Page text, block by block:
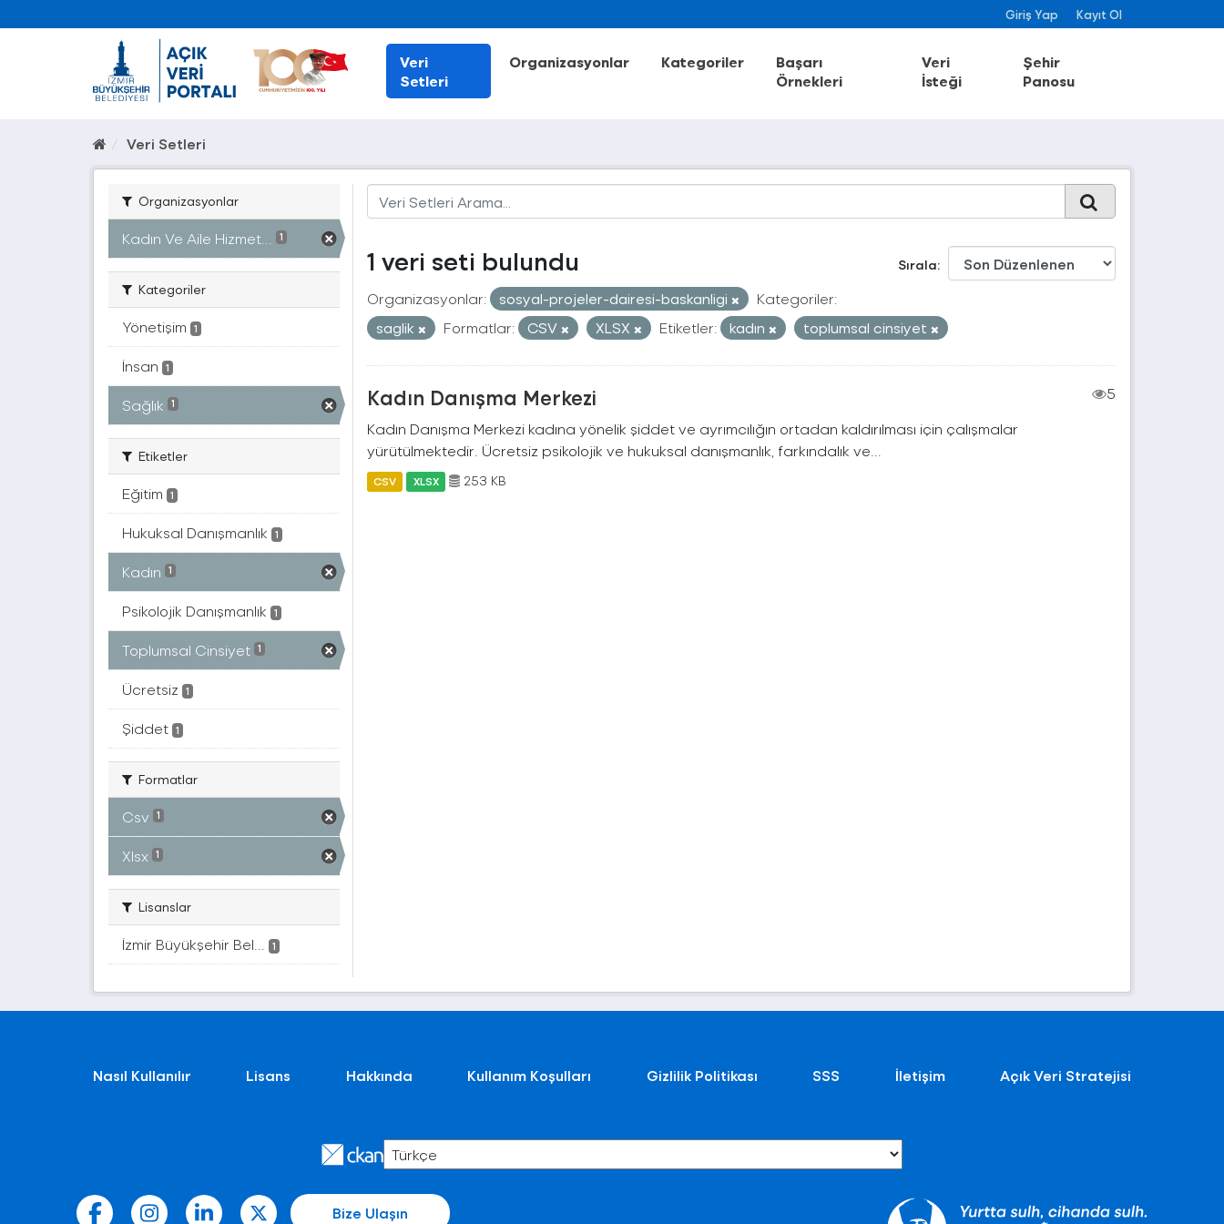
Giriş Yap Kayıt Ol
Veri
Setleri
Organizasyonlar Kategoriler
Başarı
Örnekleri
Veri
İsteği
Şehir
Panosu
Veri Setleri
Organizasyonlar
Kadın Ve Aile Hizmet... 1
Kategoriler
Yönetişim 1
İnsan 1
Sağlık 1
Etiketler
Eğitim 1
Hukuksal Danışmanlık 1
Kadın 1
Psikolojik Danışmanlık 1
Toplumsal Cinsiyet 1
Ücretsiz 1
Şiddet 1
Formatlar
Csv 1
Xlsx 1
Lisanslar
İzmir Büyükşehir Bel... 1
Sırala
1 veri seti bulundu
Organizasyonlar: sosyal-projeler-dairesi-baskanligi
Kategoriler:
saglik
Formatlar: CSV XLSX Etiketler: kadın toplumsal cinsiyet
Kadın Danışma Merkezi
5
Kadın Danışma Merkezi kadına yönelik şiddet ve ayrımcılığın ortadan kaldırılması için çalışmalar
yürütülmektedir. Ücretsiz psikolojik ve hukuksal danışmanlık, farkındalık ve...
CSV XLSX 253 KB
Nasıl Kullanılır Lisans Hakkında Kullanım Koşulları Gizlilik Politikası SSS İletişim Açık Veri Stratejisi
Bize Ulaşın